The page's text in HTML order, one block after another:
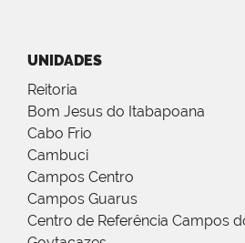
UNIDADES
Reitoria
Bom Jesus do Itabapoana
Cabo Frio
Cambuci
Campos Centro
Campos Guarus
Centro de Referência Campos